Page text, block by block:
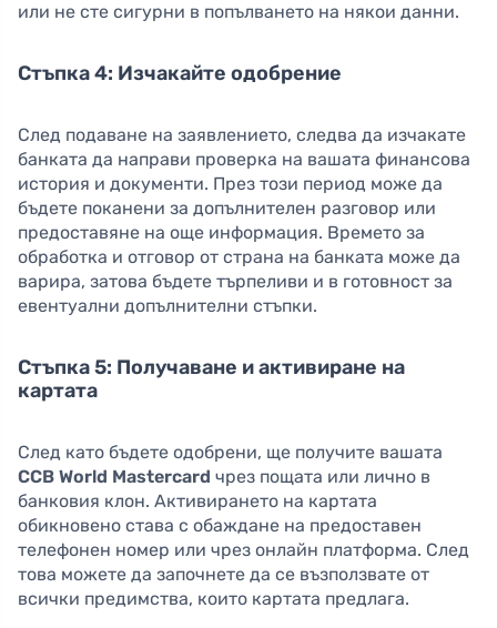
или не сте сигурни в попълването на някои данни.
Стъпка 4: Изчакайте одобрение
След подаване на заявлението, следва да изчакате
банката да направи проверка на вашата финансова
история и документи. През този период може да
бъдете поканени за допълнителен разговор или
предоставяне на още информация. Времето за
обработка и отговор от страна на банката може да
варира, затова бъдете търпеливи и в готовност за
евентуални допълнителни стъпки.
Стъпка 5: Получаване и активиране на
картата
След като бъдете одобрени, ще получите вашата
CCB World Mastercard чрез пощата или лично в
банковия клон. Активирането на картата
обикновено става с обаждане на предоставен
телефонен номер или чрез онлайн платформа. След
това можете да започнете да се възползвате от
всички предимства, които картата предлага.